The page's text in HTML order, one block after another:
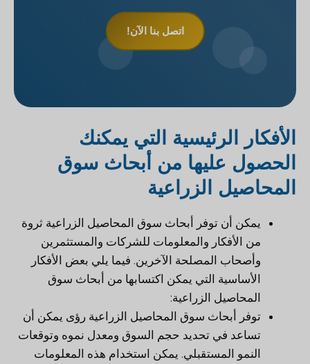
اتصل بنا الآن!
الأفكار الرئيسية التي يمكنك
الحصول عليها من أبحاث سوق
المحاصيل الزراعية
يمكن أن توفر أبحاث سوق المحاصيل الزراعية ثروة
من الأفكار والمعلومات للشركات والمستثمرين
وأصحاب المصلحة الآخرين. فيما يلي بعض الأفكار
الأساسية التي يمكن اكتسابها من أبحاث سوق
المحاصيل الزراعية:
توفر أبحاث سوق المحاصيل الزراعية رؤى يمكن أن
تساعد في تحديد حجم السوق ومعدل نموه وتوقعات
النمو المستقبلي. يمكن استخدام هذه المعلومات